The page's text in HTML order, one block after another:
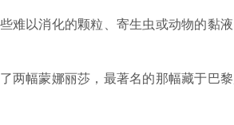
难以消化的颗粒、寄生虫或动物的黏液
两幅蒙娜丽莎，最著名的那幅藏于巴